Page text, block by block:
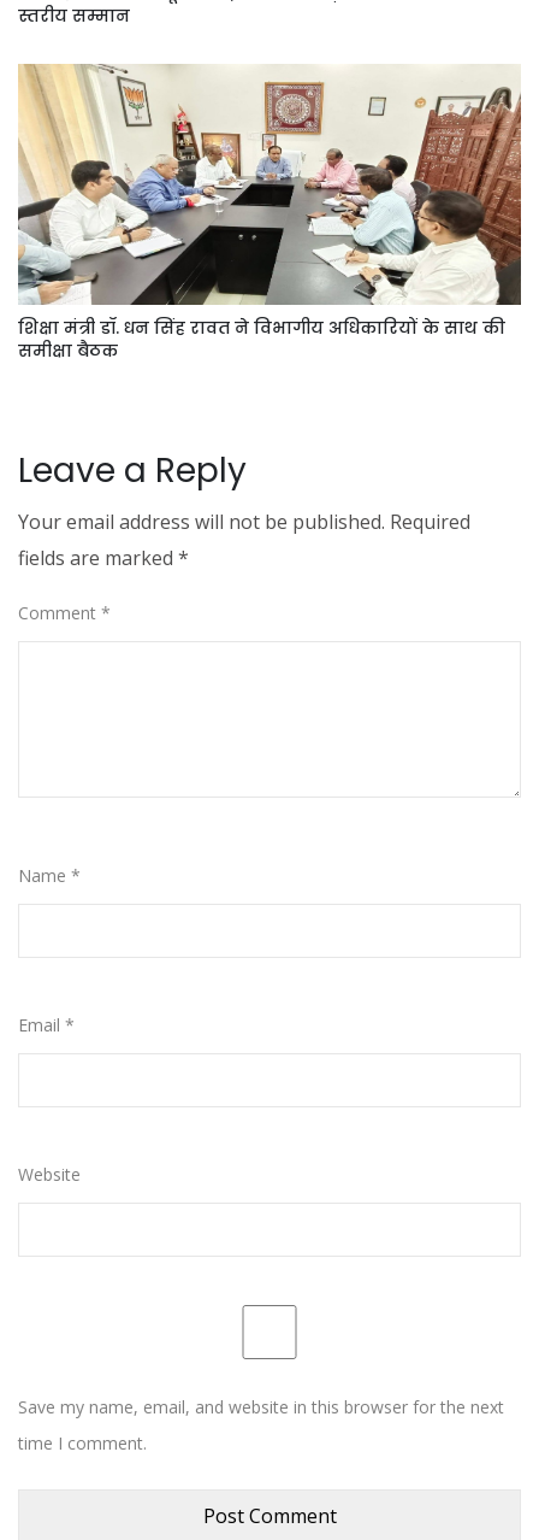
स्तरीय सम्मान
शिक्षा मंत्री डॉ. धन सिंह रावत ने विभागीय अधिकारियों के साथ की
समीक्षा बैठक
Leave a Reply
Your email address will not be published. Required
fields are marked *
Comment *
Name *
Email *
Website
Save my name, email, and website in this browser for the next
time I comment.